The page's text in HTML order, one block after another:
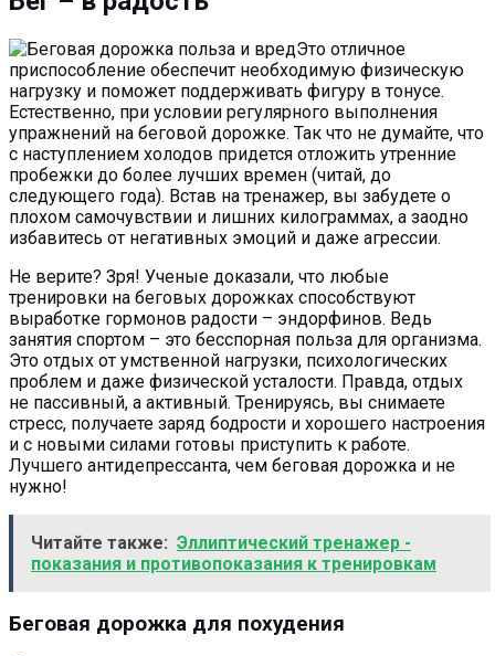
Это отличное
приспособление обеспечит необходимую физическую
нагрузку и поможет поддерживать фигуру в тонусе.
Естественно, при условии регулярного выполнения
упражнений на беговой дорожке. Так что не думайте, что
с наступлением холодов придется отложить утренние
пробежки до более лучших времен (читай, до
следующего года). Встав на тренажер, вы забудете о
плохом самочувствии и лишних килограммах, а заодно
избавитесь от негативных эмоций и даже агрессии.
Не верите? Зря! Ученые доказали, что любые
тренировки на беговых дорожках способствуют
выработке гормонов радости – эндорфинов. Ведь
занятия спортом – это бесспорная польза для организма.
Это отдых от умственной нагрузки, психологических
проблем и даже физической усталости. Правда, отдых
не пассивный, а активный. Тренируясь, вы снимаете
стресс, получаете заряд бодрости и хорошего настроения
и с новыми силами готовы приступить к работе.
Лучшего антидепрессанта, чем беговая дорожка и не
нужно!
Читайте также: Эллиптический тренажер -
показания и противопоказания к тренировкам
Беговая дорожка для похудения